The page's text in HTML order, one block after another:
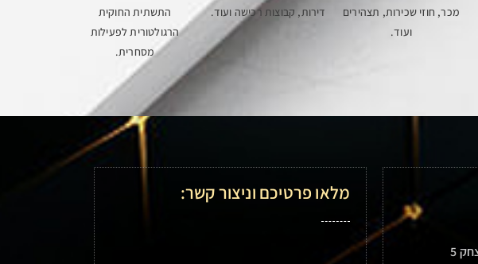
מכר, חוזי שכירות, תצהירים
ועוד.
דירות, קבוצות רכישה ועוד.
התשתית החוקית
הרגולטורית לפעילות
מסחרית.
בנייני מילניה, רח' עמית יצחק 5
מלאו פרטיכם וניצור קשר: